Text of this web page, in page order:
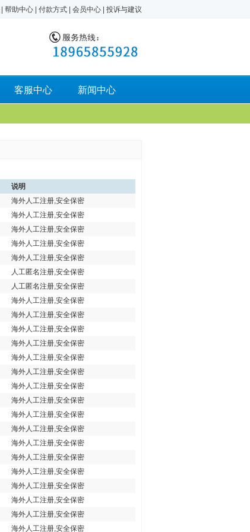
帮助中心 付款方式 会员中心 投诉与建议
客服中心 新闻中心
说明
海外人工注册,安全保密
海外人工注册,安全保密
海外人工注册,安全保密
海外人工注册,安全保密
海外人工注册,安全保密
人工匿名注册,安全保密
人工匿名注册,安全保密
海外人工注册,安全保密
海外人工注册,安全保密
海外人工注册,安全保密
海外人工注册,安全保密
海外人工注册,安全保密
海外人工注册,安全保密
海外人工注册,安全保密
海外人工注册,安全保密
海外人工注册,安全保密
海外人工注册,安全保密
海外人工注册,安全保密
海外人工注册,安全保密
海外人工注册,安全保密
海外人工注册,安全保密
海外人工注册,安全保密
海外人工注册,安全保密
海外人工注册,安全保密